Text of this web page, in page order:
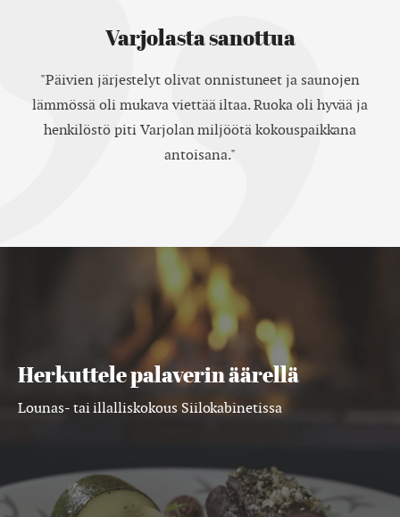
Varjolasta sanottua
"Päivien järjestelyt olivat onnistuneet ja saunojen
lämmössä oli mukava viettää iltaa. Ruoka oli hyvää ja
henkilöstö piti Varjolan miljöötä kokouspaikkana
antoisana."
Herkuttele palaverin äärellä
Lounas- tai illalliskokous Siilokabinetissa